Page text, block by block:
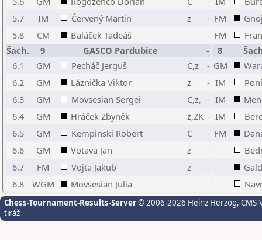
5.7
IM Červený Martin z - FM
5.8
CM Baláček Tadeáš - FM
Šach.
9 GASCO Pardubice - 8
6.1
GM Pecháč Jerguš C,z - GM
6.2
GM Láznička Viktor z - IM
6.3
GM Movsesian Sergei C,z, - IM
6.4
GM Hráček Zbyněk z,ZK - IM
6.5
GM Kempinski Robert C - FM
6.6
GM Votava Jan z -
6.7
FM Vojta Jakub z -
6.8
WGM Movsesian Julia -
Chess-Tournament-Results-Server© 2006-2026 Heinz Herzog,
tiráž